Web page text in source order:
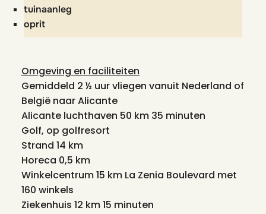
tuinaanleg
oprit
Omgeving en faciliteiten
Gemiddeld 2 ½ uur vliegen vanuit Nederland of
België naar Alicante
Alicante luchthaven 50 km 35 minuten
Golf, op golfresort
Strand 14 km
Horeca 0,5 km
Winkelcentrum 15 km La Zenia Boulevard met
160 winkels
Ziekenhuis 12 km 15 minuten